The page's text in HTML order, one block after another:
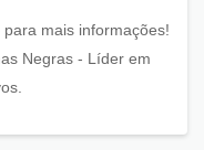
mais informações!
Negras - Líder em